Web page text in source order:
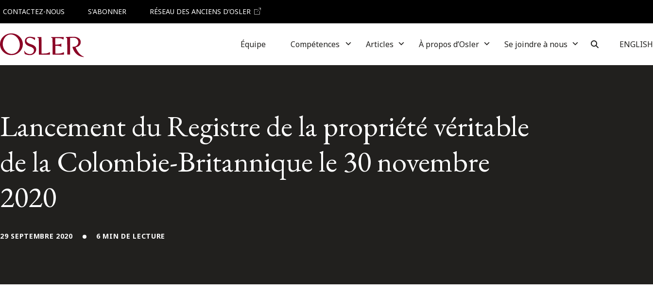
CONTACTEZ-NOUS S'ABONNER RÉSEAU DES ANCIENS D’OSLER
Main Navigation Équipe Compétences Articles À propos d’Osler Se joindre à nous ENGLISH
Lancement du Registre de la propriété véritable
de la Colombie-Britannique le 30 novembre
2020
29 SEPTEMBRE 2020 6 MIN DE LECTURE